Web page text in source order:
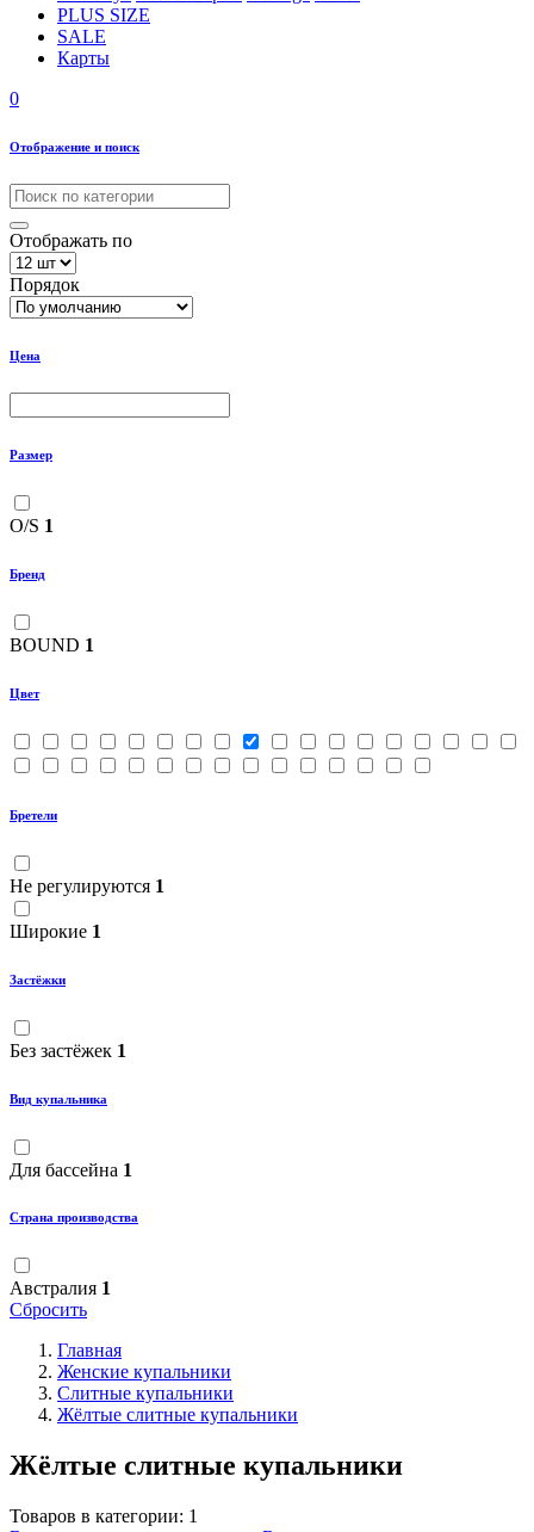
PLUS SIZE
SALE
Карты
0
Отображение и поиск
Отображать по
Порядок
Цена
Размер
O/S 1
Бренд
BOUND 1
Цвет
Бретели
Не регулируются 1
Широкие 1
Застёжки
Без застёжек 1
Вид купальника
Для бассейна 1
Страна производства
Австралия 1
Сбросить
Главная
Женские купальники
Слитные купальники
Жёлтые слитные купальники
Жёлтые слитные купальники
Товаров в категории: 1